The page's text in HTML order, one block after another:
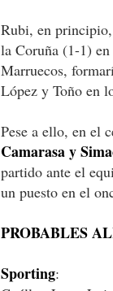
Rubi, en
la Coruña (1-1)
Marruecos,
López y Toño en
Pese a ello, en el
Camarasa y
partido ante el
un puesto en el
PROBABLES
Sporting: